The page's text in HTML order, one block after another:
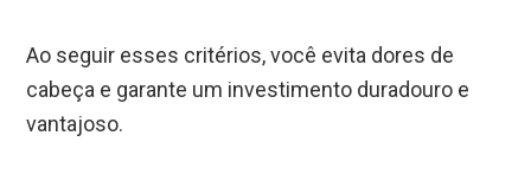
Ao seguir esses critérios, você evita dores de
cabeça e garante um investimento duradouro e
vantajoso.